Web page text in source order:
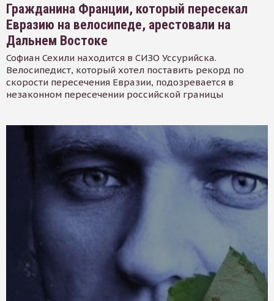
Гражданина Франции, который пересекал
Евразию на велосипеде, арестовали на
Дальнем Востоке
Софиан Сехили находится в СИЗО Уссурийска.
Велосипедист, который хотел поставить рекорд по
скорости пересечения Евразии, подозревается в
незаконном пересечении российской границы